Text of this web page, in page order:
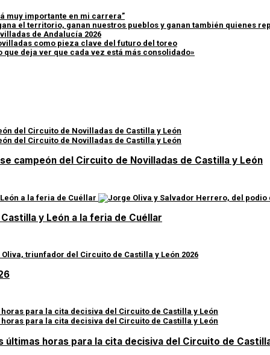
muy importante en mi carrera”
el territorio, ganan nuestros pueblos y ganan también quienes
de Andalucía 2026
como pieza clave del futuro del toreo
deja ver que cada vez está más consolidado»
campeón del Circuito de Novilladas de Castilla y León
y León a la feria de Cuéllar
horas para la cita decisiva del Circuito de